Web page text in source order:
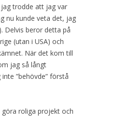
trodde att jag var
nu kunde veta det, jag
Delvis beror detta på
(utan i USA) och
När det kom till
jag så långt
”behövde” förstå
roliga projekt och